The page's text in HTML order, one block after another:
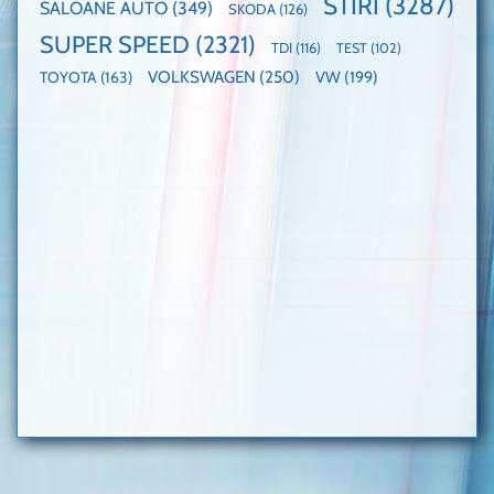
SALOANE AUTO (349) SKODA (126)
SUPER SPEED (2321) TDI (116) TEST (102)
TOYOTA (163) VOLKSWAGEN (250) VW (199)